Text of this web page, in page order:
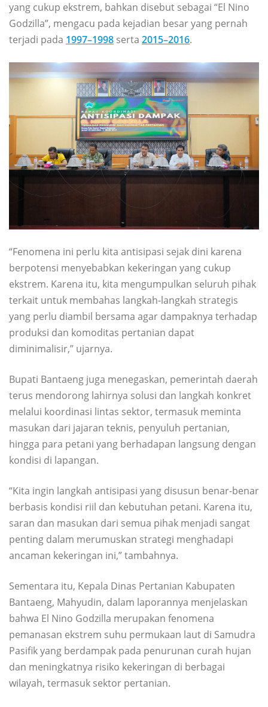
yang cukup ekstrem, bahkan disebut sebagai “El Nino
Godzilla”, mengacu pada kejadian besar yang pernah
terjadi pada 1997–1998 serta 2015–2016.
“Fenomena ini perlu kita antisipasi sejak dini karena
berpotensi menyebabkan kekeringan yang cukup
ekstrem. Karena itu, kita mengumpulkan seluruh pihak
terkait untuk membahas langkah-langkah strategis
yang perlu diambil bersama agar dampaknya terhadap
produksi dan komoditas pertanian dapat
diminimalisir,” ujarnya.
Bupati Bantaeng juga menegaskan, pemerintah daerah
terus mendorong lahirnya solusi dan langkah konkret
melalui koordinasi lintas sektor, termasuk meminta
masukan dari jajaran teknis, penyuluh pertanian,
hingga para petani yang berhadapan langsung dengan
kondisi di lapangan.
“Kita ingin langkah antisipasi yang disusun benar-benar
berbasis kondisi riil dan kebutuhan petani. Karena itu,
saran dan masukan dari semua pihak menjadi sangat
penting dalam merumuskan strategi menghadapi
ancaman kekeringan ini,” tambahnya.
Sementara itu, Kepala Dinas Pertanian Kabupaten
Bantaeng, Mahyudin, dalam laporannya menjelaskan
bahwa El Nino Godzilla merupakan fenomena
pemanasan ekstrem suhu permukaan laut di Samudra
Pasifik yang berdampak pada penurunan curah hujan
dan meningkatnya risiko kekeringan di berbagai
wilayah, termasuk sektor pertanian.